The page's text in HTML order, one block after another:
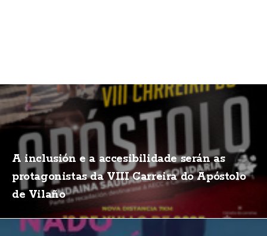
A inclusión e a accesibilidade serán as
protagonistas da VIII Carreira do Apóstolo
de Vilaño